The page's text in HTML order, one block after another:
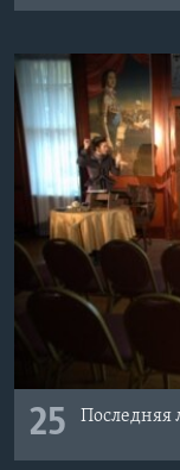
25 Последняя